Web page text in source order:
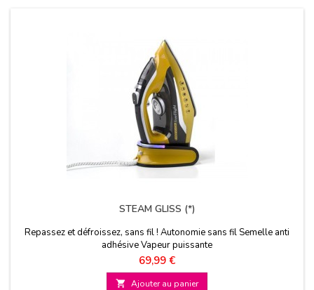
STEAM GLISS (*)
Repassez et défroissez, sans fil ! Autonomie sans fil Semelle anti
adhésive Vapeur puissante
Prix
69,99 €
 Ajouter au panier